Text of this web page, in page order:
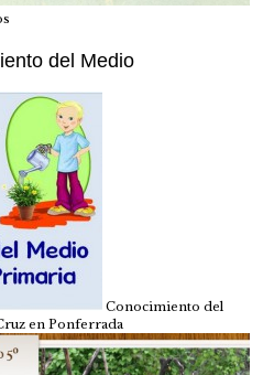
del Medio
Conocimiento del
en Ponferrada